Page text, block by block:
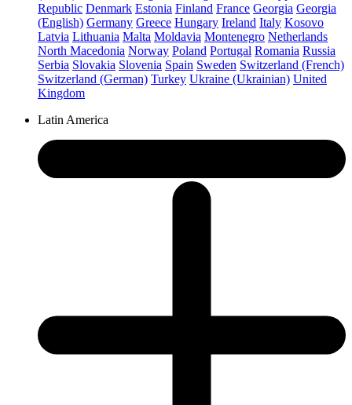
Republic Denmark Estonia Finland France Georgia Georgia
(English) Germany Greece Hungary Ireland Italy Kosovo
Latvia Lithuania Malta Moldavia Montenegro Netherlands
North Macedonia Norway Poland Portugal Romania Russia
Serbia Slovakia Slovenia Spain Sweden Switzerland (French)
Switzerland (German) Turkey Ukraine (Ukrainian) United
Kingdom
Latin America